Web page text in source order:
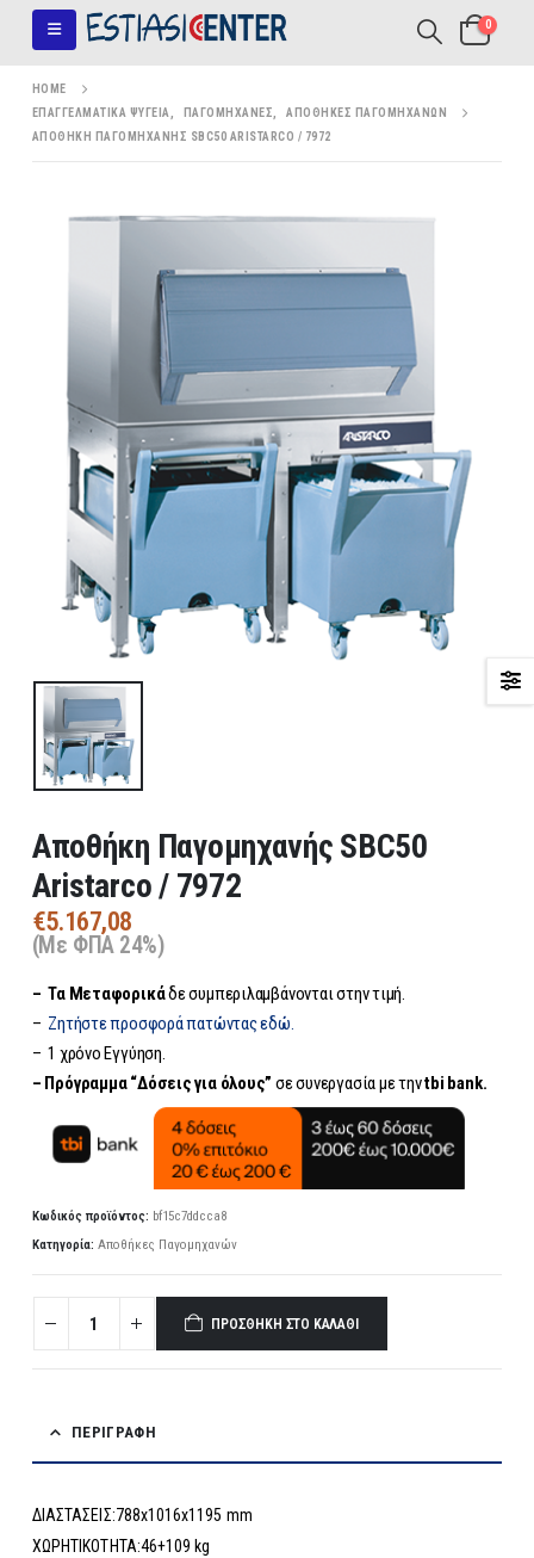
0
HOME
ΕΠΑΓΓΕΛΜΑΤΙΚΆ ΨΥΓΕΊΑ
ΠΑΓΟΜΗΧΑΝΈΣ
ΑΠΟΘΉΚΕΣ ΠΑΓΟΜΗΧΑΝΏΝ
ΑΠΟΘΉΚΗ ΠΑΓΟΜΗΧΑΝΉΣ SBC50 ARISTARCO / 7972
Αποθήκη Παγομηχανής SBC50
Aristarco / 7972
€5.167,08
(Με ΦΠΑ 24%)
– Τα Μεταφορικάδε συμπεριλαμβάνονται στην τιμή.
– Ζητήστε προσφορά πατώντας εδώ.
– 1 χρόνο Εγγύηση.
– Πρόγραμμα “Δόσεις για όλους” σε συνεργασία με τηνtbi bank.
Κωδικός προϊόντος: bf15c7ddcca8
Κατηγορία: Αποθήκες Παγομηχανών
ΠΡΟΣΘΉΚΗ ΣΤΟ ΚΑΛΆΘΙ
ΠΕΡΙΓΡΑΦΉ
ΔΙΑΣΤΑΣΕΙΣ:788x1016x1195 mm
ΧΩΡΗΤΙΚΟΤΗΤΑ:46+109 kg